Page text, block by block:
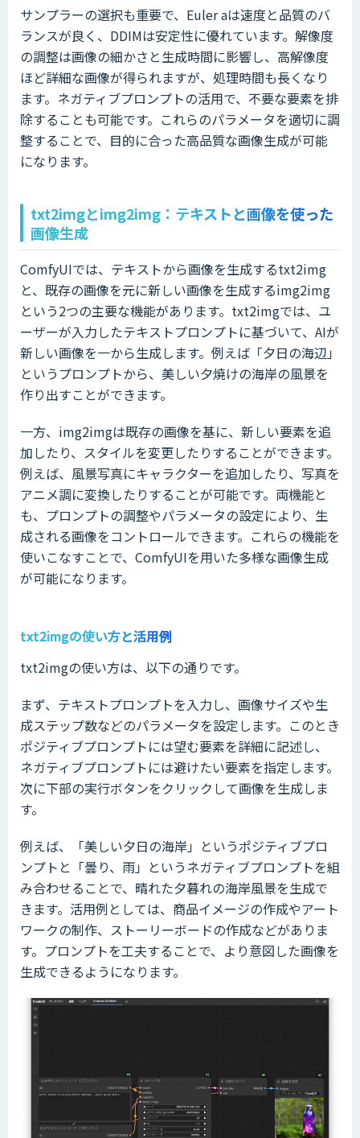
サンプラーの選択も重要で、Euler aは速度と品質のバ
ランスが良く、DDIMは安定性に優れています。解像度
の調整は画像の細かさと生成時間に影響し、高解像度
ほど詳細な画像が得られますが、処理時間も長くなり
ます。ネガティブプロンプトの活用で、不要な要素を排
除することも可能です。これらのパラメータを適切に調
整することで、目的に合った高品質な画像生成が可能
になります。
txt2imgとimg2img：テキストと画像を使った
画像生成
ComfyUIでは、テキストから画像を生成するtxt2img
と、既存の画像を元に新しい画像を生成するimg2img
という2つの主要な機能があります。txt2imgでは、ユ
ーザーが入力したテキストプロンプトに基づいて、AIが
新しい画像を一から生成します。例えば「夕日の海辺」
というプロンプトから、美しい夕焼けの海岸の風景を
作り出すことができます。
一方、img2imgは既存の画像を基に、新しい要素を追
加したり、スタイルを変更したりすることができます。
例えば、風景写真にキャラクターを追加したり、写真を
アニメ調に変換したりすることが可能です。両機能と
も、プロンプトの調整やパラメータの設定により、生
成される画像をコントロールできます。これらの機能を
使いこなすことで、ComfyUIを用いた多様な画像生成
が可能になります。
txt2imgの使い方と活用例
txt2imgの使い方は、以下の通りです。
まず、テキストプロンプトを入力し、画像サイズや生
成ステップ数などのパラメータを設定します。このとき
ポジティブプロンプトには望む要素を詳細に記述し、
ネガティブプロンプトには避けたい要素を指定します。
次に下部の実行ボタンをクリックして画像を生成しま
す。
例えば、「美しい夕日の海岸」というポジティブプロ
ンプトと「曇り、雨」というネガティブプロンプトを組
み合わせることで、晴れた夕暮れの海岸風景を生成で
きます。活用例としては、商品イメージの作成やアート
ワークの制作、ストーリーボードの作成などがありま
す。プロンプトを工夫することで、より意図した画像を
生成できるようになります。